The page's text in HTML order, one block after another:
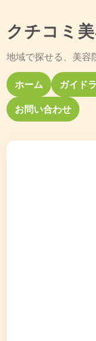
クチコミ
地域で探せる、美容
ホーム ガイド
お問い合わせ